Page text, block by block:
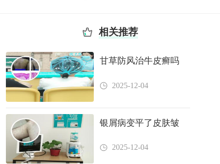
相关推荐
甘草防风治牛皮癣吗
2025-12-04
银屑病变平了皮肤皱
2025-12-04